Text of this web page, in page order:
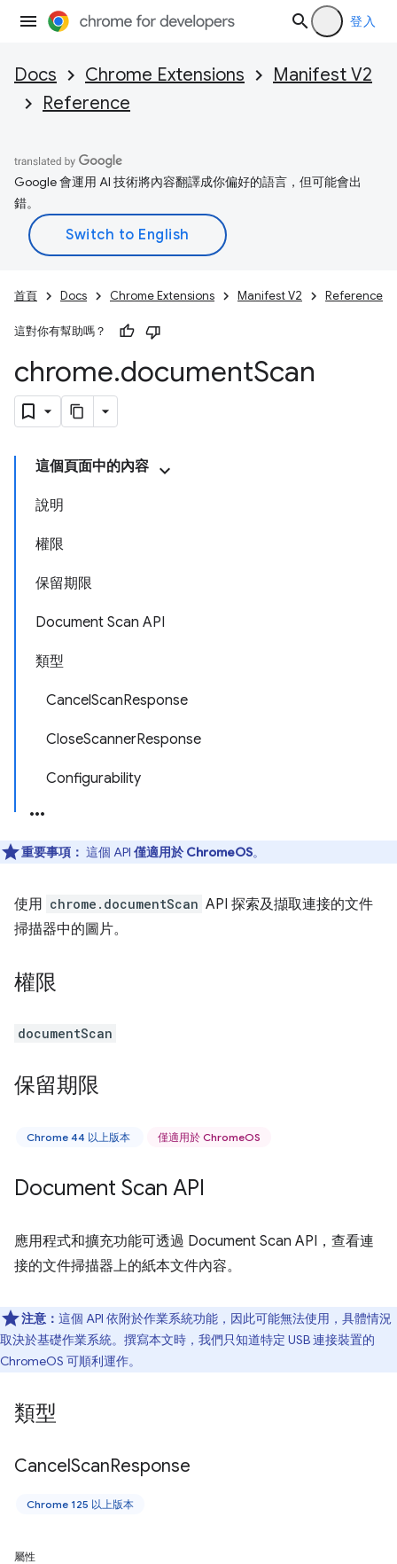
登入
Docs Chrome Extensions
Manifest V2
Reference
Google 會運用 AI 技術將內容翻譯成你偏好的語言，但可能會出
錯。
首頁 Docs Chrome Extensions Manifest V2 Reference
這對你有幫助嗎？
chrome.documentScan
這個頁面中的內容
說明
權限
保留期限
Document Scan API
類型
CancelScanResponse
CloseScannerResponse
Configurability
重要事項： 這個 API 僅適用於 ChromeOS。
使用 chrome.documentScan API 探索及擷取連接的文件
掃描器中的圖片。
權限
documentScan
保留期限
Chrome 44 以上版本 僅適用於 ChromeOS
Document Scan API
應用程式和擴充功能可透過 Document Scan API，查看連
接的文件掃描器上的紙本文件內容。
注意： 這個 API 依附於作業系統功能，因此可能無法使用，具體情況
取決於基礎作業系統。撰寫本文時，我們只知道特定 USB 連接裝置的
ChromeOS 可順利運作。
類型
CancelScanResponse
Chrome 125 以上版本
屬性